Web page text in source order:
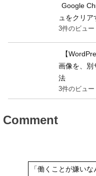
Google
ュをクリア
3件のビュー
【
画像を、別
法
3件のビュー
Comment
「働くことが嫌い